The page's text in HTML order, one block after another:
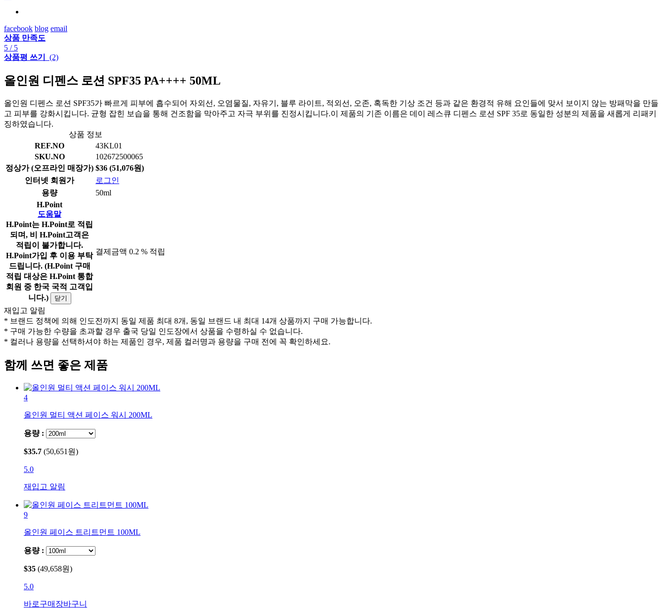
facebook blog email
상품 만족도
5 / 5
상품평 쓰기
(2)
올인원 디펜스 로션 SPF35 PA++++ 50ML
올인원 디펜스 로션 SPF35가 빠르게 피부에 흡수되어 자외선, 오염물질, 자유기, 블루 라이트, 적외선, 오존, 혹독한 기상 조건 등과 같은 환경적 유해 요인들에 맞서 보이지 않는 방패막을 만들
고 피부를 강화시킵니다. 균형 잡힌 보습을 통해 건조함을 막아주고 자극 부위를 진정시킵니다.이 제품의 기존 이름은 데이 레스큐 디펜스 로션 SPF 35로 동일한 성분의 제품을 새롭게 리패키
징하였습니다.
상품 정보
REF.NO
43KL01
SKU.NO
102672500065
정상가 (오프라인 매장가) $36 (51,076원)
인터넷 회원가
로그인
용량
50ml
H.Point
도움말
H.Point는 H.Point로 적립
되며, 비 H.Point고객은
적립이 불가합니다.
H.Point가입 후 이용 부탁
드립니다. (H.Point 구매
적립 대상은 H.Point 통합
회원 중 한국 국적 고객입
니다.)
닫기
결제금액 0.2 % 적립
재입고 알림
* 브랜드 정책에 의해 인도전까지 동일 제품 최대 8개, 동일 브랜드 내 최대 14개 상품까지 구매 가능합니다.
* 구매 가능한 수량을 초과할 경우 출국 당일 인도장에서 상품을 수령하실 수 없습니다.
* 컬러나 용량을 선택하셔야 하는 제품인 경우, 제품 컬러명과 용량을 구매 전에 꼭 확인하세요.
함께 쓰면 좋은 제품
4
올인원 멀티 액션 페이스 워시 200ML
용량 :
$35.7 (50,651원)
5.0
재입고 알림
9
올인원 페이스 트리트먼트 100ML
용량 :
$35 (49,658원)
5.0
바로구매 장바구니